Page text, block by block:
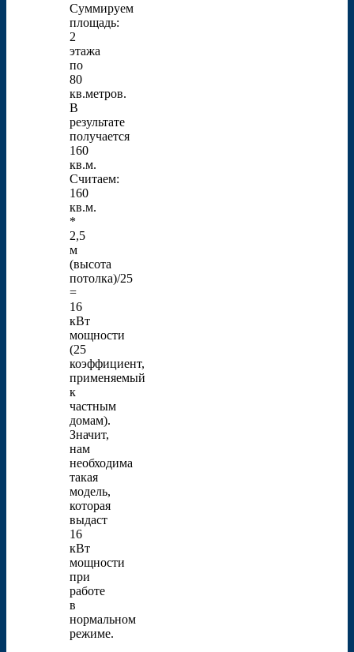
Суммируем
площадь:
2
этажа
по
80
кв.метров.
В
результате
получается
160
кв.м.
Считаем:
160
кв.м.
*
2,5
м
(высота
потолка)/25
=
16
кВт
мощности
(25
коэффициент,
применяемый
к
частным
домам).
Значит,
нам
необходима
такая
модель,
которая
выдаст
16
кВт
мощности
при
работе
в
нормальном
режиме.